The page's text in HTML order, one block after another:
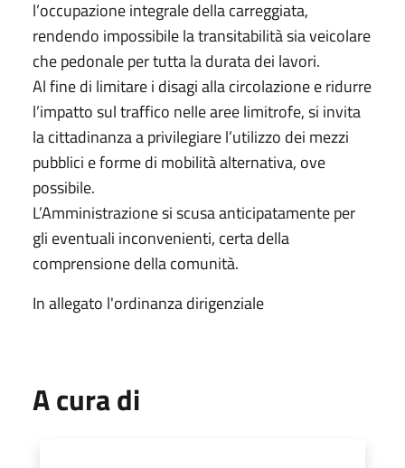
l’occupazione integrale della carreggiata,
rendendo impossibile la transitabilità sia veicolare
che pedonale per tutta la durata dei lavori.
Al fine di limitare i disagi alla circolazione e ridurre
l’impatto sul traffico nelle aree limitrofe, si invita
la cittadinanza a privilegiare l’utilizzo dei mezzi
pubblici e forme di mobilità alternativa, ove
possibile.
L’Amministrazione si scusa anticipatamente per
gli eventuali inconvenienti, certa della
comprensione della comunità.
In allegato l'ordinanza dirigenziale
A cura di